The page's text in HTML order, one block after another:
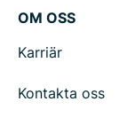
OM OSS
Karriär
Kontakta oss